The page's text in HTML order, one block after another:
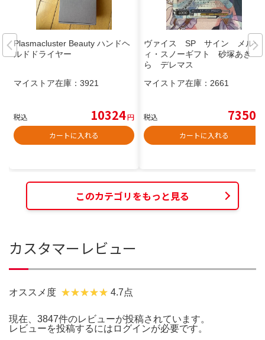
Plasmacluster Beauty ハンドヘ
ルドドライヤー
マイストア在庫： 3921
税込 10324円
カートに入れる
ヴァイス SP サイン メルテ
ィ・スノーギフト 砂塚あき
ら デレマス
マイストア在庫： 2661
税込 7350
カートに入れる
このカテゴリをもっと見る
カスタマーレビュー
オススメ度 4.7点
現在、3847件のレビューが投稿されています。
レビューを投稿するには ログインが必要です。